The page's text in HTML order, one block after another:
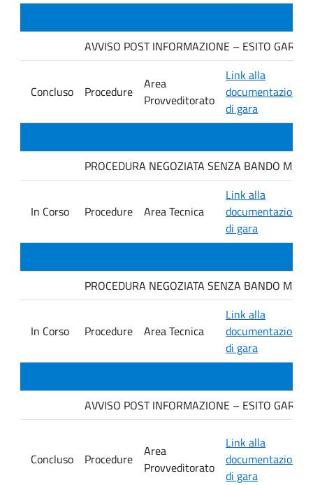
AVVISO POST INFORMAZIONE – ESITO GARA
Concluso Procedure
Area
Provveditorato
Link alla
documentazione
di gara
PROCEDURA NEGOZIATA SENZA BANDO
In Corso Procedure Area Tecnica
Link alla
documentazione
di gara
PROCEDURA NEGOZIATA SENZA BANDO
In Corso Procedure Area Tecnica
Link alla
documentazione
di gara
AVVISO POST INFORMAZIONE – ESITO GARA
Concluso Procedure
Area
Provveditorato
Link alla
documentazione
di gara